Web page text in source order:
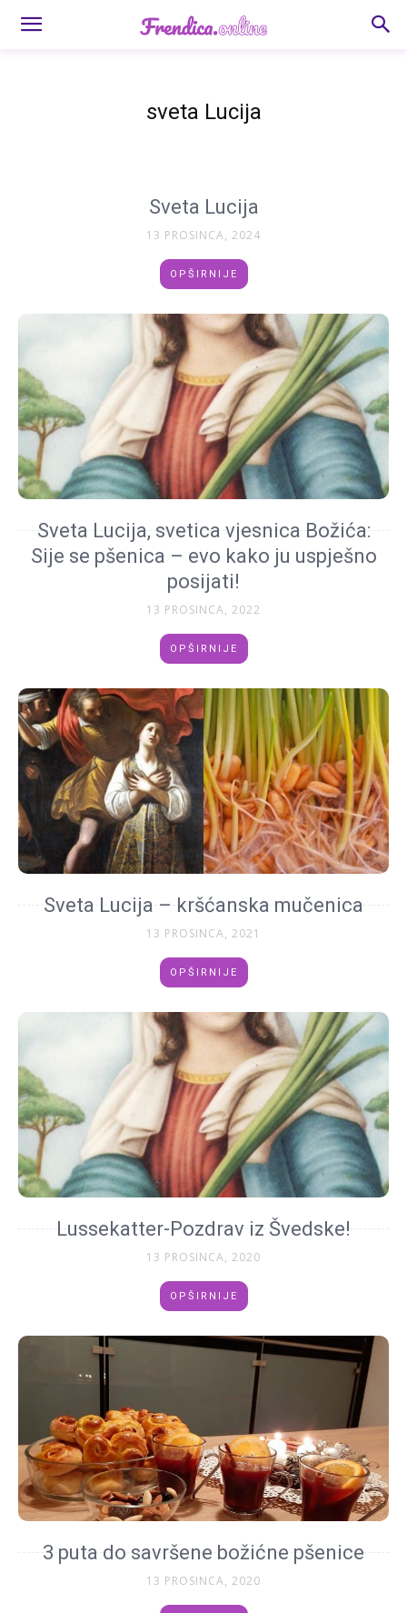
sveta Lucija
Sveta Lucija
13 PROSINCA, 2024
OPŠIRNIJE
Sveta Lucija, svetica vjesnica Božića:
Sije se pšenica – evo kako ju uspješno
posijati!
13 PROSINCA, 2022
OPŠIRNIJE
Sveta Lucija – kršćanska mučenica
13 PROSINCA, 2021
OPŠIRNIJE
Lussekatter-Pozdrav iz Švedske!
13 PROSINCA, 2020
OPŠIRNIJE
3 puta do savršene božićne pšenice
13 PROSINCA, 2020